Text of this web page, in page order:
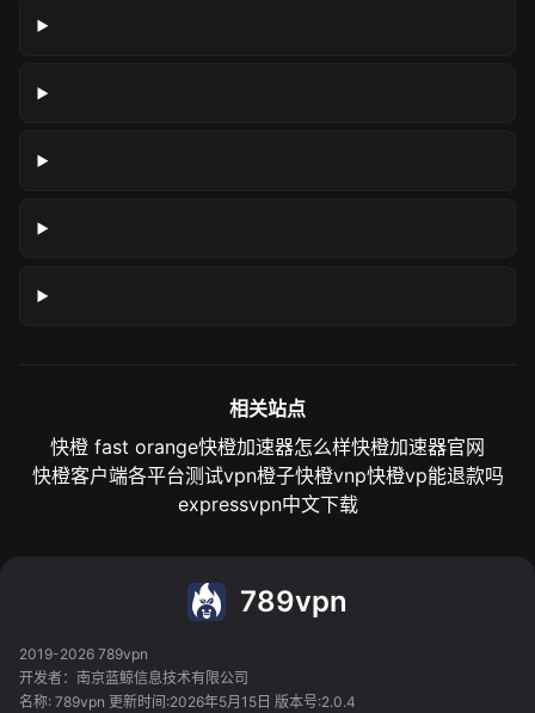
相关站点
快橙 fast orange快橙加速器怎么样快橙加速器官网
快橙客户端各平台测试vpn橙子快橙vnp快橙vp能退款吗
expressvpn中文下载
789vpn
2019-2026 789vpn
开发者：南京蓝鲸信息技术有限公司
名称: 789vpn 更新时间:2026年5月15日 版本号:2.0.4